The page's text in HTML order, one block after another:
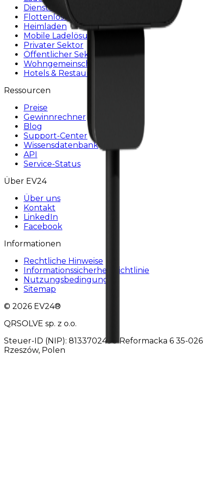
Dienstleister
Flottenlösungen
Heimladen
Mobile Ladelösung
Privater Sektor
Öffentlicher Sektor
Wohngemeinschaften
Hotels & Restaurants
Ressourcen
Preise
Gewinnrechner
Blog
Support-Center
Wissensdatenbank
API
Service-Status
Über EV24
Über uns
Kontakt
LinkedIn
Facebook
Informationen
Rechtliche Hinweise
Informationssicherheitsrichtlinie
Nutzungsbedingungen
Sitemap
© 2026 EV24®
QRSOLVE sp. z o.o.
Steuer-ID (NIP): 8133702490 Reformacka 6 35-026
Rzeszów, Polen